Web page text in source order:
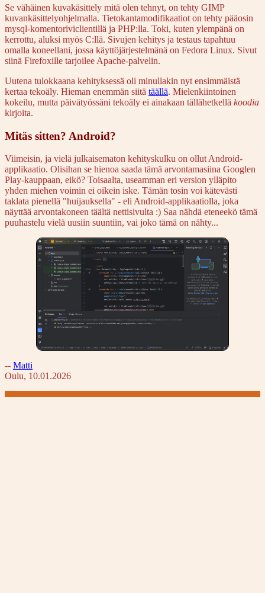
Se vähäinen kuvakäsittely mitä olen tehnyt, on tehty GIMP
kuvankäsittelyohjelmalla. Tietokantamodifikaatiot on tehty pääosin
mysql-komentoriviclientillä ja PHP:lla. Toki, kuten ylempänä on
kerrottu, aluksi myös C:llä. Sivujen kehitys ja testaus tapahtuu
omalla koneellani, jossa käyttöjärjestelmänä on Fedora Linux. Sivut
siinä Firefoxille tarjoilee Apache-palvelin.
Uutena tulokkaana kehityksessä oli minullakin nyt ensimmäistä
kertaa tekoäly. Hieman enemmän siitä täällä. Mielenkiintoinen
kokeilu, mutta päivätyössäni tekoäly ei ainakaan tällähetkellä koodia
kirjoita.
Mitäs sitten? Android?
Viimeisin, ja vielä julkaisematon kehityskulku on ollut Android-
applikaatio. Olisihan se hienoa saada tämä arvontamasiina Googlen
Play-kauppaan, eikö? Toisaalta, useamman eri version ylläpito
yhden miehen voimin ei oikein iske. Tämän tosin voi kätevästi
taklata pienellä "huijauksella" - eli Android-applikaatiolla, joka
näyttää arvontakoneen täältä nettisivulta :) Saa nähdä eteneekö tämä
puuhastelu vielä uusiin suuntiin, vai joko tämä on nähty...
-- Matti
Oulu, 10.01.2026